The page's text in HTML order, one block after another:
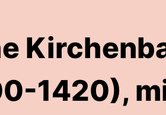
1420),